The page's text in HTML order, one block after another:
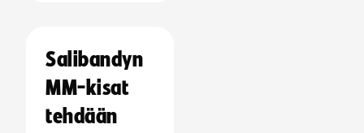
Salibandyn
MM-kisat
tehdään